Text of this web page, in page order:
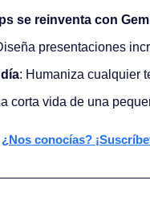
se reinventa con
presentaciones
: Humaniza cualquier
corta vida de una
¿Nos conocías?